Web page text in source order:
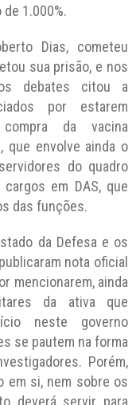
1.000%.
Dias, cometeu
sua prisão, e nos
debates citou a
por estarem
da vacina
que envolve ainda o
do quadro
em DAS, que
das funções.
da Defesa e os
nota oficial
mencionarem, ainda
da ativa que
neste governo
se pautem na forma
Porém,
em si, nem sobre os
deverá servir para